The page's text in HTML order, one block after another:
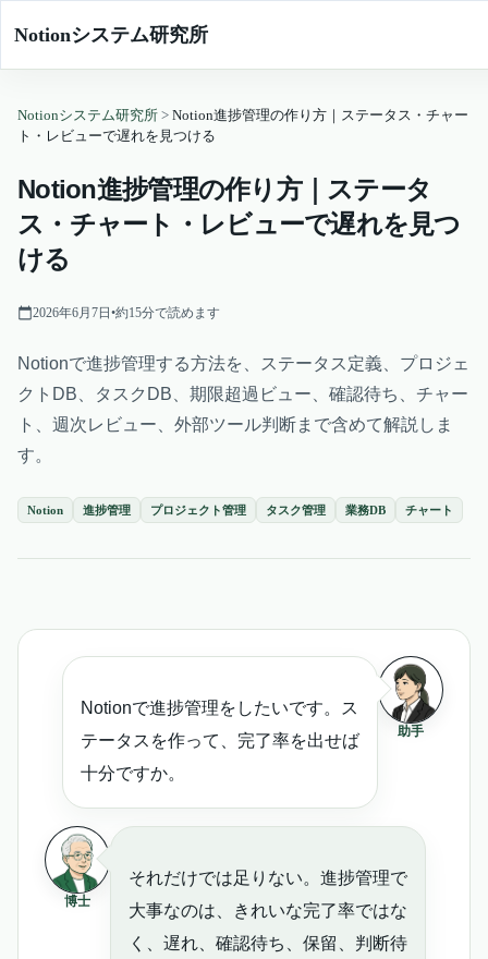
Notionシステム研究所
Notionシステム研究所 > Notion進捗管理の作り方｜ステータス・チャー
ト・レビューで遅れを見つける
Notion進捗管理の作り方｜ステータ
ス・チャート・レビューで遅れを見つ
ける
2026年6月7日 •約15分で読めます
Notionで進捗管理する方法を、ステータス定義、プロジェ
クトDB、タスクDB、期限超過ビュー、確認待ち、チャー
ト、週次レビュー、外部ツール判断まで含めて解説しま
す。
Notion 進捗管理 プロジェクト管理 タスク管理 業務DB チャート
助手
Notionで進捗管理をしたいです。ス
テータスを作って、完了率を出せば
十分ですか。
博士
それだけでは足りない。進捗管理で
大事なのは、きれいな完了率ではな
く、遅れ、確認待ち、保留、判断待